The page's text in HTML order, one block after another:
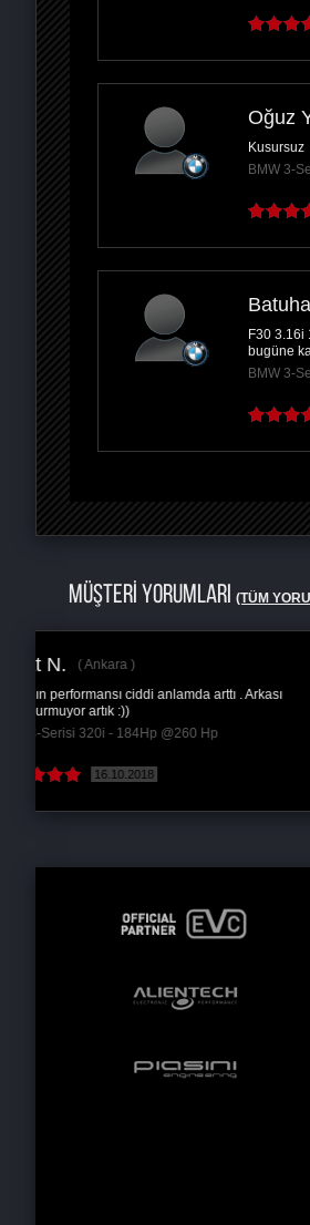
Oğuz
Kusursuz
BMW 3-
F30 3.16i
bugüne
BMW 3-
MÜŞTERİ YORUMLARI (TÜM
Gayet başarılı
devirlerde toparlama
Suzuki SX-4 S-